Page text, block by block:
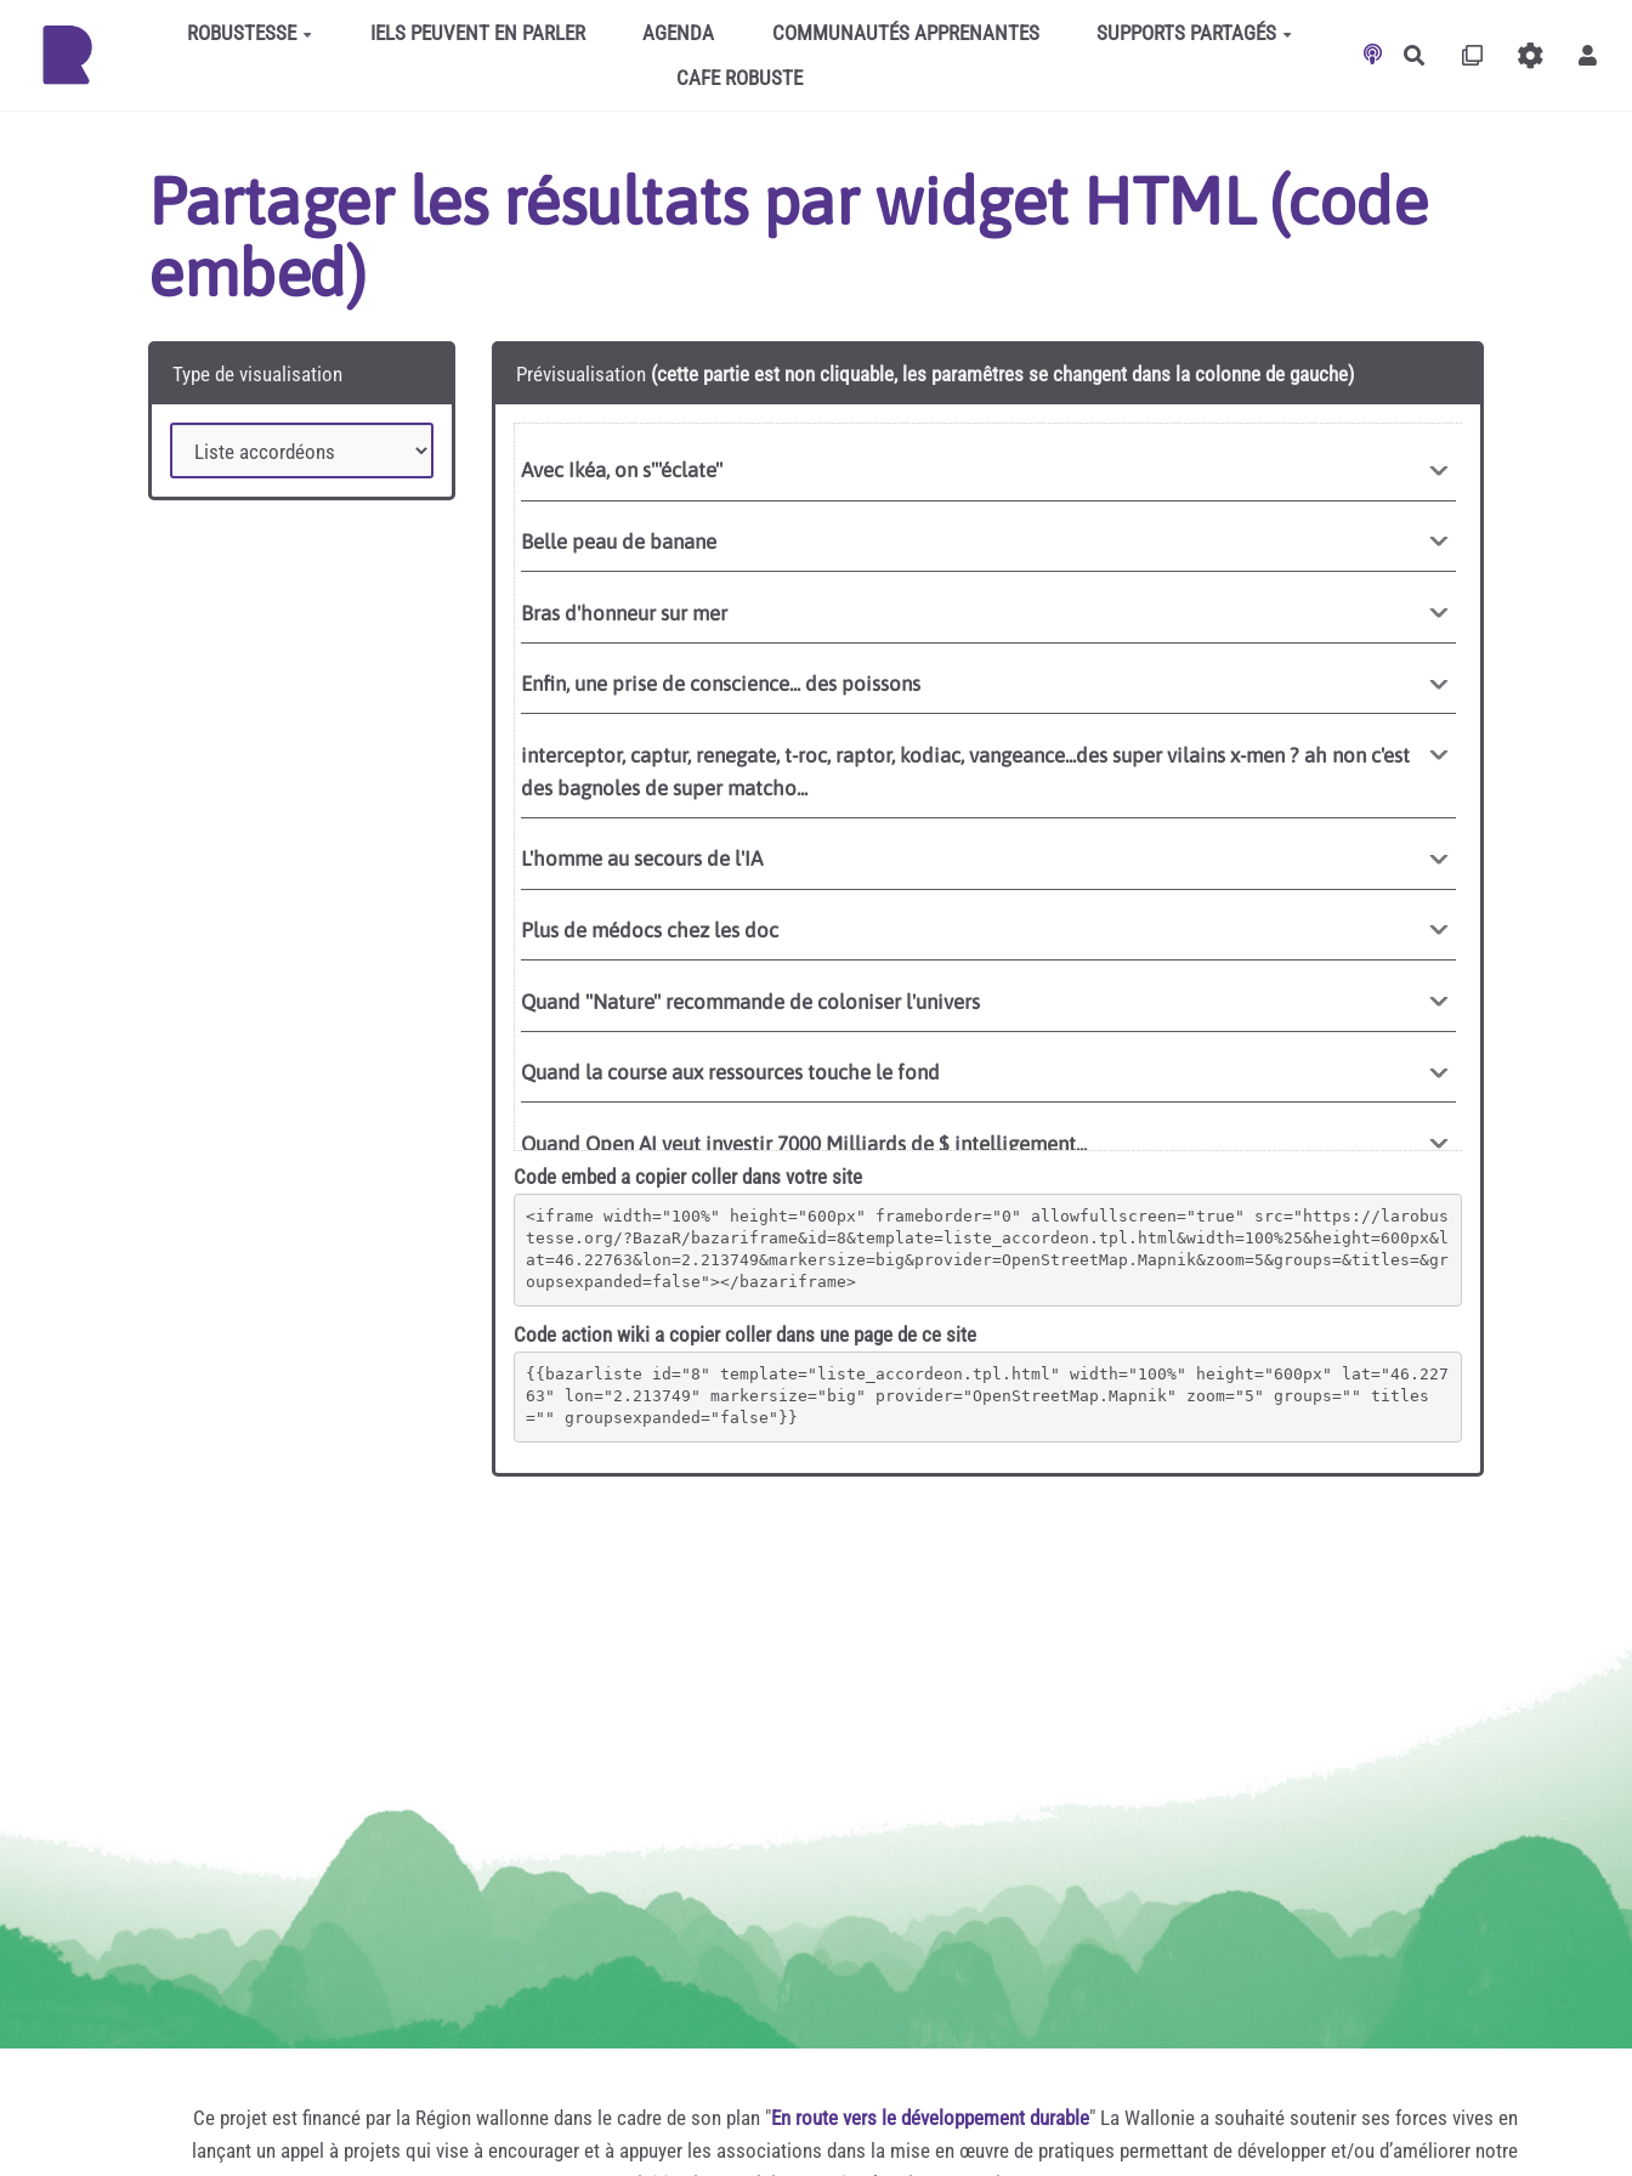
Aller au contenu principalROBUSTESSE IELS PEUVENT EN PARLER AGENDA COMMUNAUTÉS APPRENANTES
SUPPORTS PARTAGÉS
CAFE ROBUSTE
Rechercher
Partager les résultats par widget HTML (code
embed)
Type de visualisation Prévisualisation (cette partie est non cliquable, les paramêtres se changent dans la colonne de gauche)
Code embed a copier coller dans votre site
<iframe width="100%" height="600px" frameborder="0" allowfullscreen="true" src="https://larobus
tesse.org/?BazaR/bazariframe&id=8&template=liste_accordeon.tpl.html&width=100%25&height=600px&l
at=46.22763&lon=2.213749&markersize=big&provider=OpenStreetMap.Mapnik&zoom=5&groups=&titles=&gr
oupsexpanded=false"></bazariframe>
Code action wiki a copier coller dans une page de ce site
{{bazarliste id="8" template="liste_accordeon.tpl.html" width="100%" height="600px" lat="46.227
63" lon="2.213749" markersize="big" provider="OpenStreetMap.Mapnik" zoom="5" groups="" titles
="" groupsexpanded="false"}}
Ce projet est financé par la Région wallonne dans le cadre de son plan "En route vers le développement durable" La Wallonie a souhaité soutenir ses forces vives en
lançant un appel à projets qui vise à encourager et à appuyer les associations dans la mise en œuvre de pratiques permettant de développer et/ou d’améliorer notre